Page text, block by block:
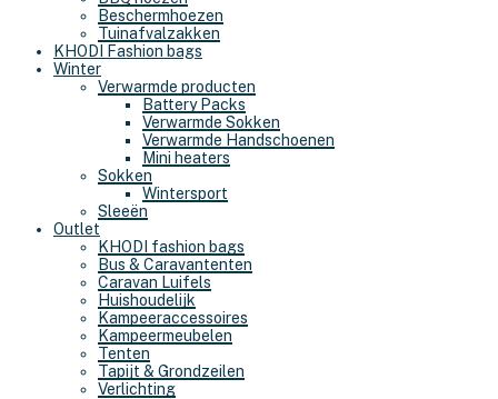
Beschermhoezen
Tuinafvalzakken
KHODI Fashion bags
Winter
Verwarmde producten
Battery Packs
Verwarmde Sokken
Verwarmde Handschoenen
Mini heaters
Sokken
Wintersport
Sleeën
Outlet
KHODI fashion bags
Bus & Caravantenten
Caravan Luifels
Huishoudelijk
Kampeeraccessoires
Kampeermeubelen
Tenten
Tapijt & Grondzeilen
Verlichting